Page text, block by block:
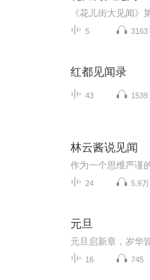
5 3163
红都见闻录
43 1539
林云酱说见闻
24 5.9万
元旦
16 745